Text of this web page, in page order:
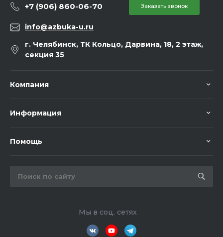
+7 (906) 860-06-70 Заказать звонок
info@azbuka-u.ru
г. Челябинск, ТК Кольцо, Дарвина, 18, 2 этаж,
секция 35
Компания
Информация
Помощь
Мы в соц. сетях